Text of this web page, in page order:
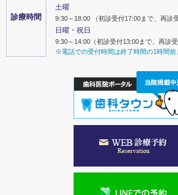
診療時間
土曜
9:30～18:00 （初診受付17:00まで、再診
日曜・祝日
9:30～14:00（初診受付13:00まで、再診受
※電話での受付時間は終了時間の1時間前